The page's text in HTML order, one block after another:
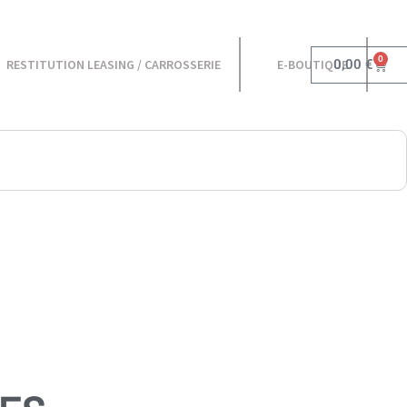
RESTITUTION LEASING / CARROSSERIE E-BOUTIQUE0,00 € 0